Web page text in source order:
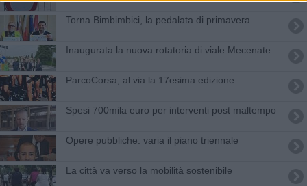
Torna Bimbimbici, la pedalata di primavera
​Inaugurata la nuova rotatoria di viale Mecenate
ParcoCorsa, al via la 17esima edizione
Spesi 700mila euro per interventi post maltempo
Opere pubbliche: varia il piano triennale
La città va verso la mobilità sostenibile